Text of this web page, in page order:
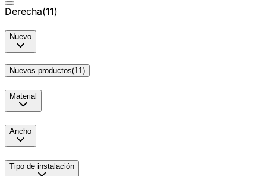
Derecha(11)
Nuevo
Nuevos productos(11)
Material
Ancho
Tipo de instalación